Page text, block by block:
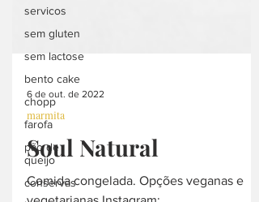
servicos
sem gluten
sem lactose
bento cake
chopp
farofa
pão de
queijo
conservas
6 de out. de 2022
marmita
Soul Natural